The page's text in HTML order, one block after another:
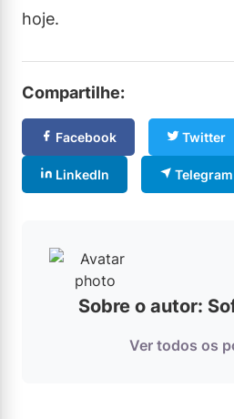
hoje.
Compartilhe:
Facebook Twitter
LinkedIn Telegram
Sobre o autor:
Ver todos os